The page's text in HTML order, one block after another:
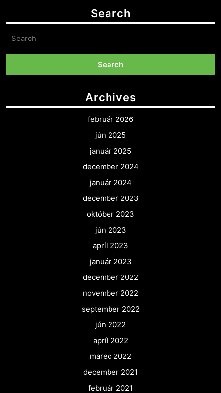
Search
for:
Archives
február 2026
jún 2025
január 2025
december 2024
január 2024
december 2023
október 2023
jún 2023
apríl 2023
január 2023
december 2022
november 2022
september 2022
jún 2022
apríl 2022
marec 2022
december 2021
február 2021